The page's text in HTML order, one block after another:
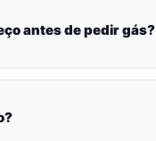
antes de pedir gás?